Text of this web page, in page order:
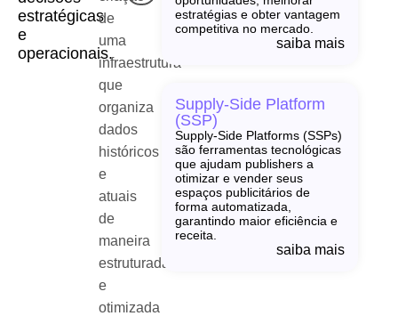
estratégicas
e
operacionais.
de
uma
infraestrutura
que
organiza
dados
históricos
e
atuais
de
maneira
estruturada
e
otimizada
estratégias e obter vantagem
competitiva no mercado.
saiba mais
Supply-Side Platform
(SSP)
Supply-Side Platforms (SSPs)
são ferramentas tecnológicas
que ajudam publishers a
otimizar e vender seus
espaços publicitários de
forma automatizada,
garantindo maior eficiência e
receita.
saiba mais